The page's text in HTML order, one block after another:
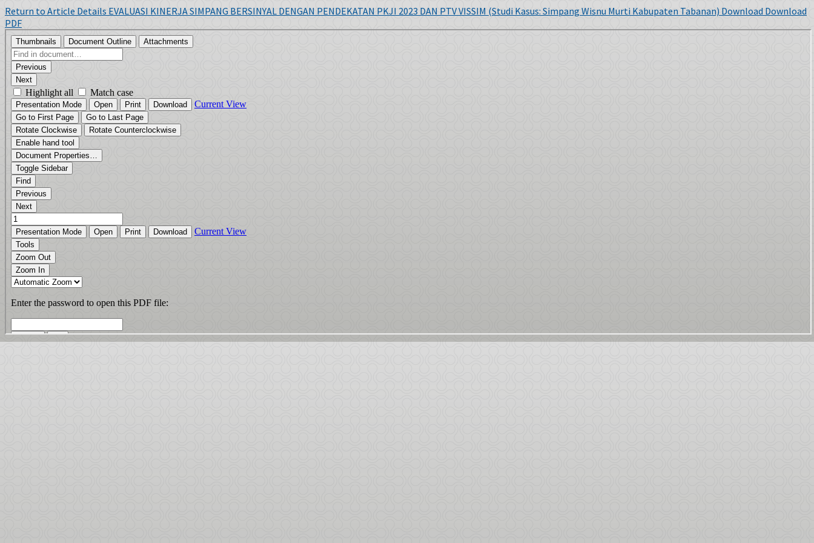
Return to Article Details EVALUASI KINERJA SIMPANG BERSINYAL DENGAN PENDEKATAN PKJI 2023 DAN PTV VISSIM (Studi Kasus: Simpang Wisnu Murti Kabupaten Tabanan) Download Download
PDF